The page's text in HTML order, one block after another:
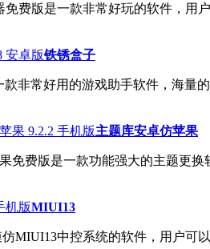
免费版是一款非常好玩的软件，用
铁锈盒子
款非常好用的游戏助手软件，海量
主题库安卓仿苹果
免费版是一款功能强大的主题更
MIUI13
MIUI13中控系统的软件，用户可